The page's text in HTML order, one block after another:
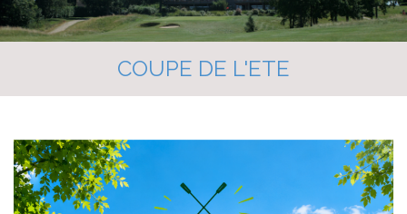
COUPE DE L'ETE